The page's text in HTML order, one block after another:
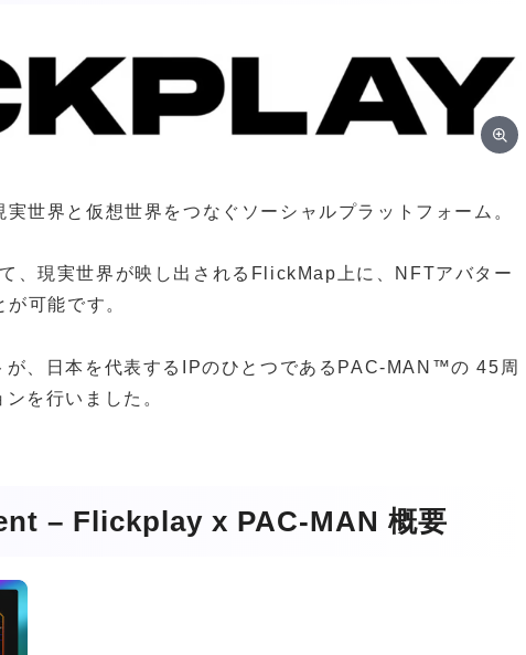
世界と仮想世界をつなぐソーシャルプラットフォーム。
、現実世界が映し出されるFlickMap上に、NFTアバター
可能です。
が、日本を代表するIPのひとつであるPAC-MAN™の 45周
を行いました。
– Flickplay x PAC-MAN 概要